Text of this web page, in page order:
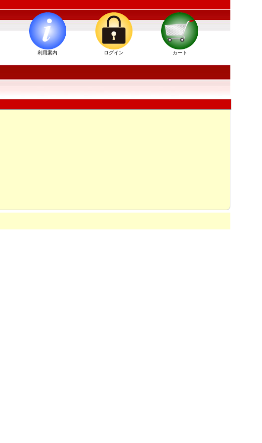
利用案内 ログイン カート